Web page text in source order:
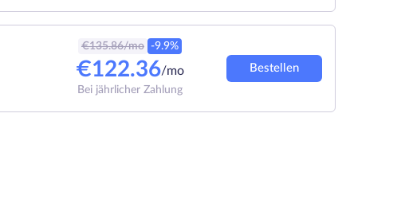
€135.86/mo -9.9%
€122.36/mo
Bei jährlicher Zahlung
Bestellen